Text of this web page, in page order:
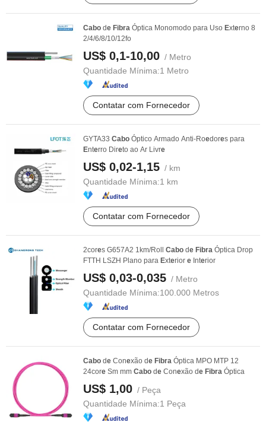
Cabo de Fibra Óptica Monomodo para Uso Externo 8
2/4/6/8/10/12fo
US$ 0,1-10,00 / Metro
Quantidade Mínima:1 Metro
Contatar com Fornecedor
GYTA33 Cabo Óptico Armado Anti-Roedores para
Enterro Direto ao Ar Livre
US$ 0,02-1,15 / km
Quantidade Mínima:1 km
Contatar com Fornecedor
2cores G657A2 1km/Roll Cabo de Fibra Óptica Drop
FTTH LSZH Plano para Exterior e Interior
US$ 0,03-0,035 / Metro
Quantidade Mínima:100.000 Metros
Contatar com Fornecedor
Cabo de Conexão de Fibra Óptica MPO MTP 12
24core Sm mm Cabo de Conexão de Fibra Óptica
US$ 1,00 / Peça
Quantidade Mínima:1 Peça